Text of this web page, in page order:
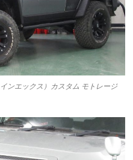
ンエックス）カスタム モトレージ